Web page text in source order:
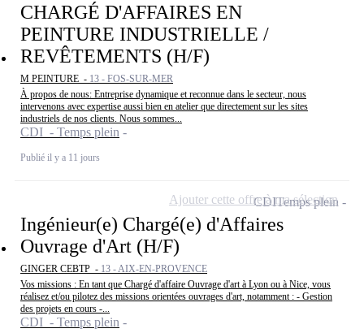
CHARGÉ D'AFFAIRES EN
PEINTURE INDUSTRIELLE /
REVÊTEMENTS (H/F)
M PEINTURE - 13 - FOS-SUR-MER
À propos de nous: Entreprise dynamique et reconnue dans le secteur, nous
intervenons avec expertise aussi bien en atelier que directement sur les sites
industriels de nos clients. Nous sommes...
CDI - Temps plein
Publié il y a 11 jours
Ingénieur(e) Chargé(e) d'Affaires
Ouvrage d'Art (H/F)
GINGER CEBTP - 13 - AIX-EN-PROVENCE
Vos missions : En tant que Chargé d'affaire Ouvrage d'art à Lyon ou à Nice, vous
réalisez et/ou pilotez des missions orientées ouvrages d'art, notamment : - Gestion
des projets en cours -...
CDI - Temps plein
CDITemps plein
Ajouter cette offre à ma sélection